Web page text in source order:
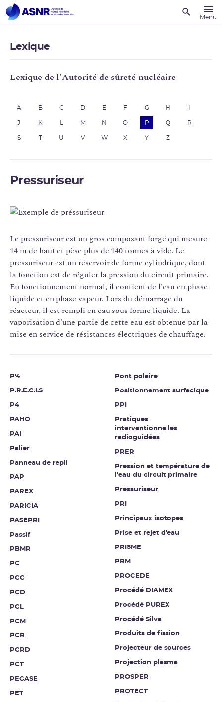
Menu
Lexique
Lexique de l'Autorité de sûreté nucléaire
A B C D E F G H
J K M N O P Q R
S U V W X Y Z
Pressuriseur
Le pressuriseur est un gros composant forgé qui mesure
14 m de haut et pèse plus de 140 tonnes à vide. Le
pressuriseur est un réservoir de forme cylindrique, dont
la fonction est de réguler la pression du circuit primaire.
En fonctionnement normal, il contient de l'eau en phase
liquide et en phase vapeur. Lors du démarrage du
réacteur, il est rempli en eau sous forme liquide. La
vaporisation d'une partie de cette eau est obtenue par la
mise en service de résistances électriques de chauffage.
P'4
P.R.E.C.I.S
P4
PAHO
PAI
Palier
Panneau de repli
PAP
PAREX
PARICIA
PASEPRI
Passif
PBMR
PC
PCC
PCD
PCL
PCM
PCR
PCRD
PCT
PEGASE
PET
Pont polaire
Positionnement surfacique
PPI
Pratiques
interventionnelles
radioguidées
PRER
Pression et température de
l'eau du circuit primaire
Pressuriseur
PRI
Principaux isotopes
Prise et rejet d'eau
PRISME
PRM
PROCEDE
Procédé DIAMEX
Procédé PUREX
Procédé Silva
Produits de fission
Projecteur de sources
Projection plasma
PROSPER
PROTECT